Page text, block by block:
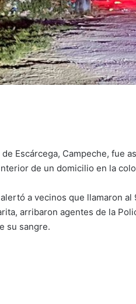
Escárcega, Campeche, fue
de un domicilio en la
a vecinos que llamaron al
arribaron agentes de la
su sangre.